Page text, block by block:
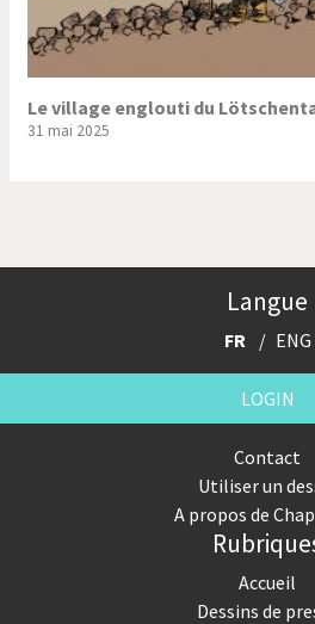
L'Amérique et les armes
La Chine et nous
La
Le Best-Of Le
Pauvres banques suisses!
Le village englouti du
31 mai 2025
Langue
FR ENG
LOGIN
Contact
Utiliser un
A propos de
Accueil
Dessins de